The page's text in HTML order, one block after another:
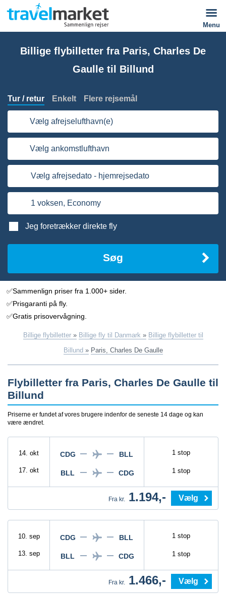
Menu
Billige flybilletter fra Paris, Charles De
Gaulle til Billund
Tur / retur Enkelt Flere rejsemål
Vælg afrejselufthavn(e)
Vælg ankomstlufthavn
Vælg afrejsedato - hjemrejsedato
1 voksen, Economy
Søg
Jeg foretrækker direkte fly
✅Sammenlign priser fra 1.000+ sider.
✅Prisgaranti på fly.
✅Gratis prisovervågning.
Billige flybilletter » Billige fly til Danmark » Billige flybilletter til
Billund » Paris, Charles De Gaulle
Flybilletter fra Paris, Charles De Gaulle til
Billund
Priserne er fundet af vores brugere indenfor de seneste 14 dage og kan
være ændret.
14. okt
17. okt
CDG BLL
BLL CDG
1 stop
1 stop
Fra kr. 1.194,- Vælg
10. sep
13. sep
CDG BLL
BLL CDG
1 stop
1 stop
Fra kr. 1.466,- Vælg